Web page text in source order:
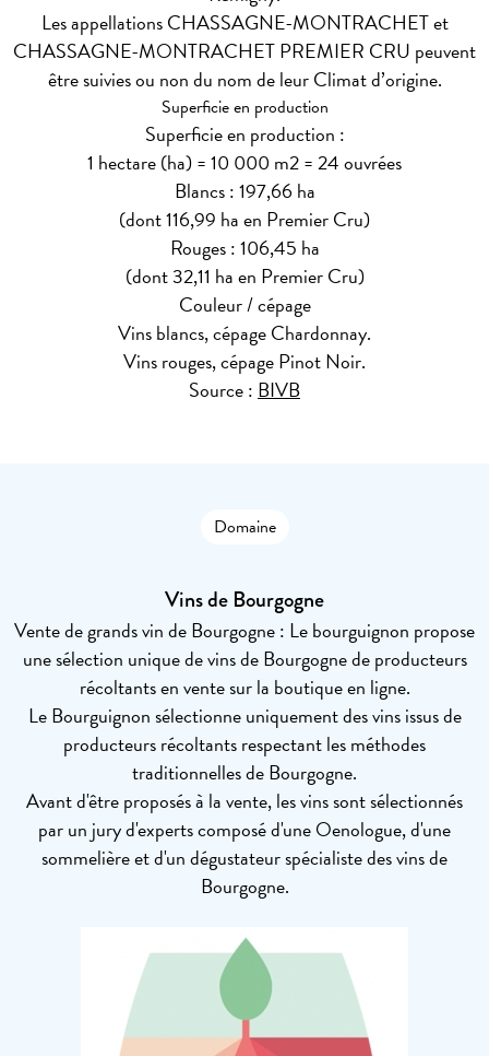
Les appellations CHASSAGNE-MONTRACHET et
CHASSAGNE-MONTRACHET PREMIER CRU peuvent
être suivies ou non du nom de leur Climat d’origine.
Superficie en production
Superficie en production :
1 hectare (ha) = 10 000 m2 = 24 ouvrées
Blancs : 197,66 ha
(dont 116,99 ha en Premier Cru)
Rouges : 106,45 ha
(dont 32,11 ha en Premier Cru)
Couleur / cépage
Vins blancs, cépage Chardonnay.
Vins rouges, cépage Pinot Noir.
Source : BIVB
Domaine
Vins de Bourgogne
Vente de grands vin de Bourgogne : Le bourguignon propose
une sélection unique de vins de Bourgogne de producteurs
récoltants en vente sur la boutique en ligne.
Le Bourguignon sélectionne uniquement des vins issus de
producteurs récoltants respectant les méthodes
traditionnelles de Bourgogne.
Avant d'être proposés à la vente, les vins sont sélectionnés
par un jury d'experts composé d'une Oenologue, d'une
sommelière et d'un dégustateur spécialiste des vins de
Bourgogne.